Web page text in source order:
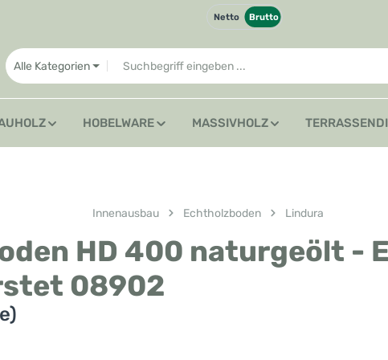
Netto Brutto
Alle Kategorien
HOBELWARE MASSIVHOLZ
Innenausbau Echtholzboden Lindura
HD 400 naturgeölt -
08902